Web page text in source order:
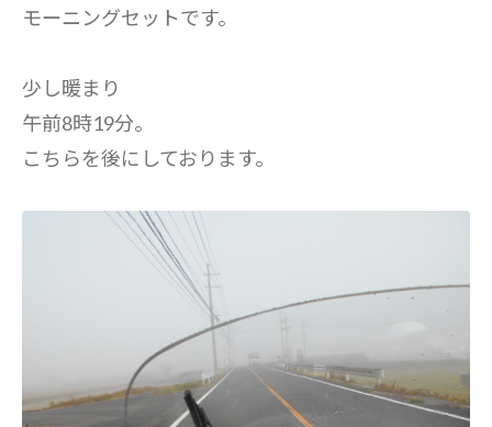
モーニングセットです。
少し暖まり
午前8時19分。
こちらを後にしております。